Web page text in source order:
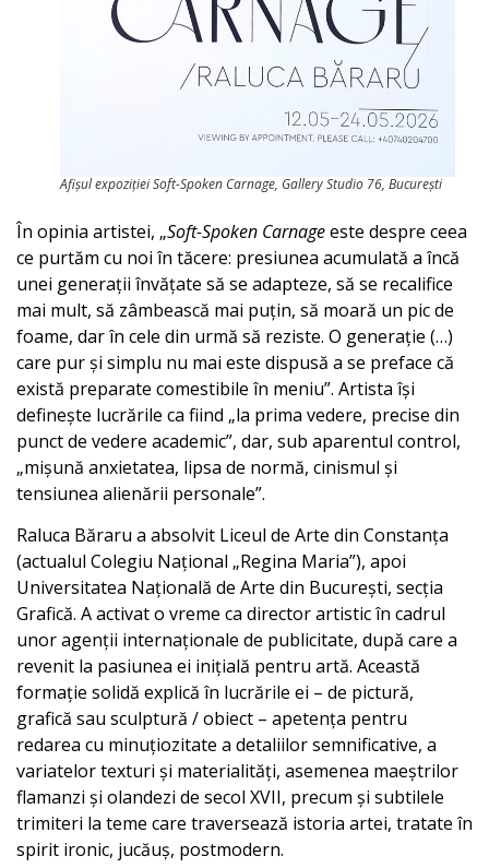
Afișul expozițieiSoft-Spoken Carnage, Gallery Studio 76, București
În opinia artistei, „Soft-Spoken Carnageeste despre ceea
ce purtăm cu noi în tăcere: presiunea acumulată a încă
unei generații învățate să se adapteze, să se recalifice
mai mult, să zâmbească mai puțin, să moară un pic de
foame, dar în cele din urmă să reziste. O generație (…)
care pur și simplu nu mai este dispusă a se preface că
există preparate comestibile în meniu”. Artista își
definește lucrările ca fiind „la prima vedere, precise din
punct de vedere academic”, dar, sub aparentul control,
„mișună anxietatea, lipsa de normă, cinismul și
tensiunea alienării personale”.
Raluca Băraru a absolvit Liceul de Arte din Constanța
(actualul Colegiu Național „Regina Maria”), apoi
Universitatea Națională de Arte din București, secția
Grafică. A activat o vreme ca director artistic în cadrul
unor agenții internaționale de publicitate, după care a
revenit la pasiunea ei inițială pentru artă. Această
formație solidă explică în lucrările ei – de pictură,
grafică sau sculptură / obiect – apetența pentru
redarea cu minuțiozitate a detaliilor semnificative, a
variatelor texturi și materialități, asemenea maeștrilor
flamanzi și olandezi de secol XVII, precum și subtilele
trimiteri la teme care traversează istoria artei, tratate în
spirit ironic, jucăuș, postmodern.